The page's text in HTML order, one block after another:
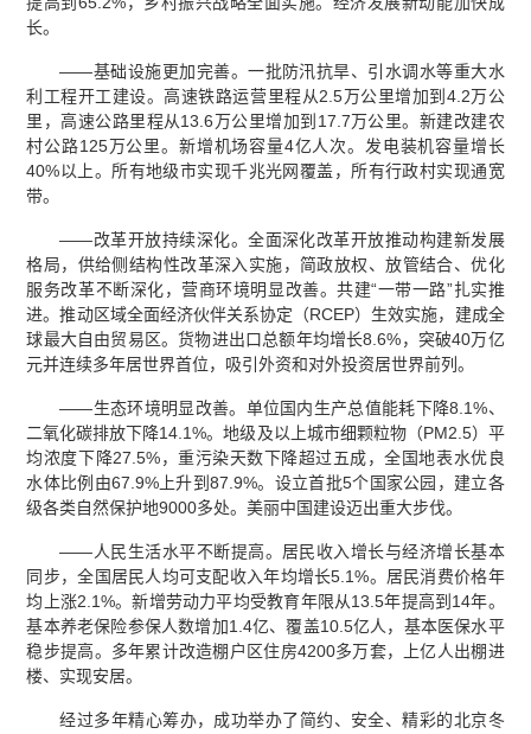
长。
——基础设施更加完善。一批防汛抗旱、引水调水等重大水
利工程开工建设。高速铁路运营里程从2.5万公里增加到4.2万公
里，高速公路里程从13.6万公里增加到17.7万公里。新建改建农
村公路125万公里。新增机场容量4亿人次。发电装机容量增长
40%以上。所有地级市实现千兆光网覆盖，所有行政村实现通宽
带。
——改革开放持续深化。全面深化改革开放推动构建新发展
格局，供给侧结构性改革深入实施，简政放权、放管结合、优化
服务改革不断深化，营商环境明显改善。共建“一带一路”扎实推
进。推动区域全面经济伙伴关系协定（RCEP）生效实施，建成全
球最大自由贸易区。货物进出口总额年均增长8.6%，突破40万亿
元并连续多年居世界首位，吸引外资和对外投资居世界前列。
——生态环境明显改善。单位国内生产总值能耗下降8.1%、
二氧化碳排放下降14.1%。地级及以上城市细颗粒物（PM2.5）平
均浓度下降27.5%，重污染天数下降超过五成，全国地表水优良
水体比例由67.9%上升到87.9%。设立首批5个国家公园，建立各
级各类自然保护地9000多处。美丽中国建设迈出重大步伐。
——人民生活水平不断提高。居民收入增长与经济增长基本
同步，全国居民人均可支配收入年均增长5.1%。居民消费价格年
均上涨2.1%。新增劳动力平均受教育年限从13.5年提高到14年。
基本养老保险参保人数增加1.4亿、覆盖10.5亿人，基本医保水平
稳步提高。多年累计改造棚户区住房4200多万套，上亿人出棚进
楼、实现安居。
经过多年精心筹办，成功举办了简约、安全、精彩的北京冬